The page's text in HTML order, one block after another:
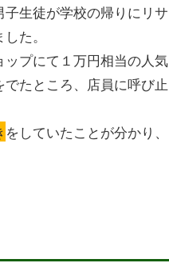
生徒が学校の帰りにリサ
た。
プにて１万円相当の人気
たところ、店員に呼び止
をしていたことが分かり、